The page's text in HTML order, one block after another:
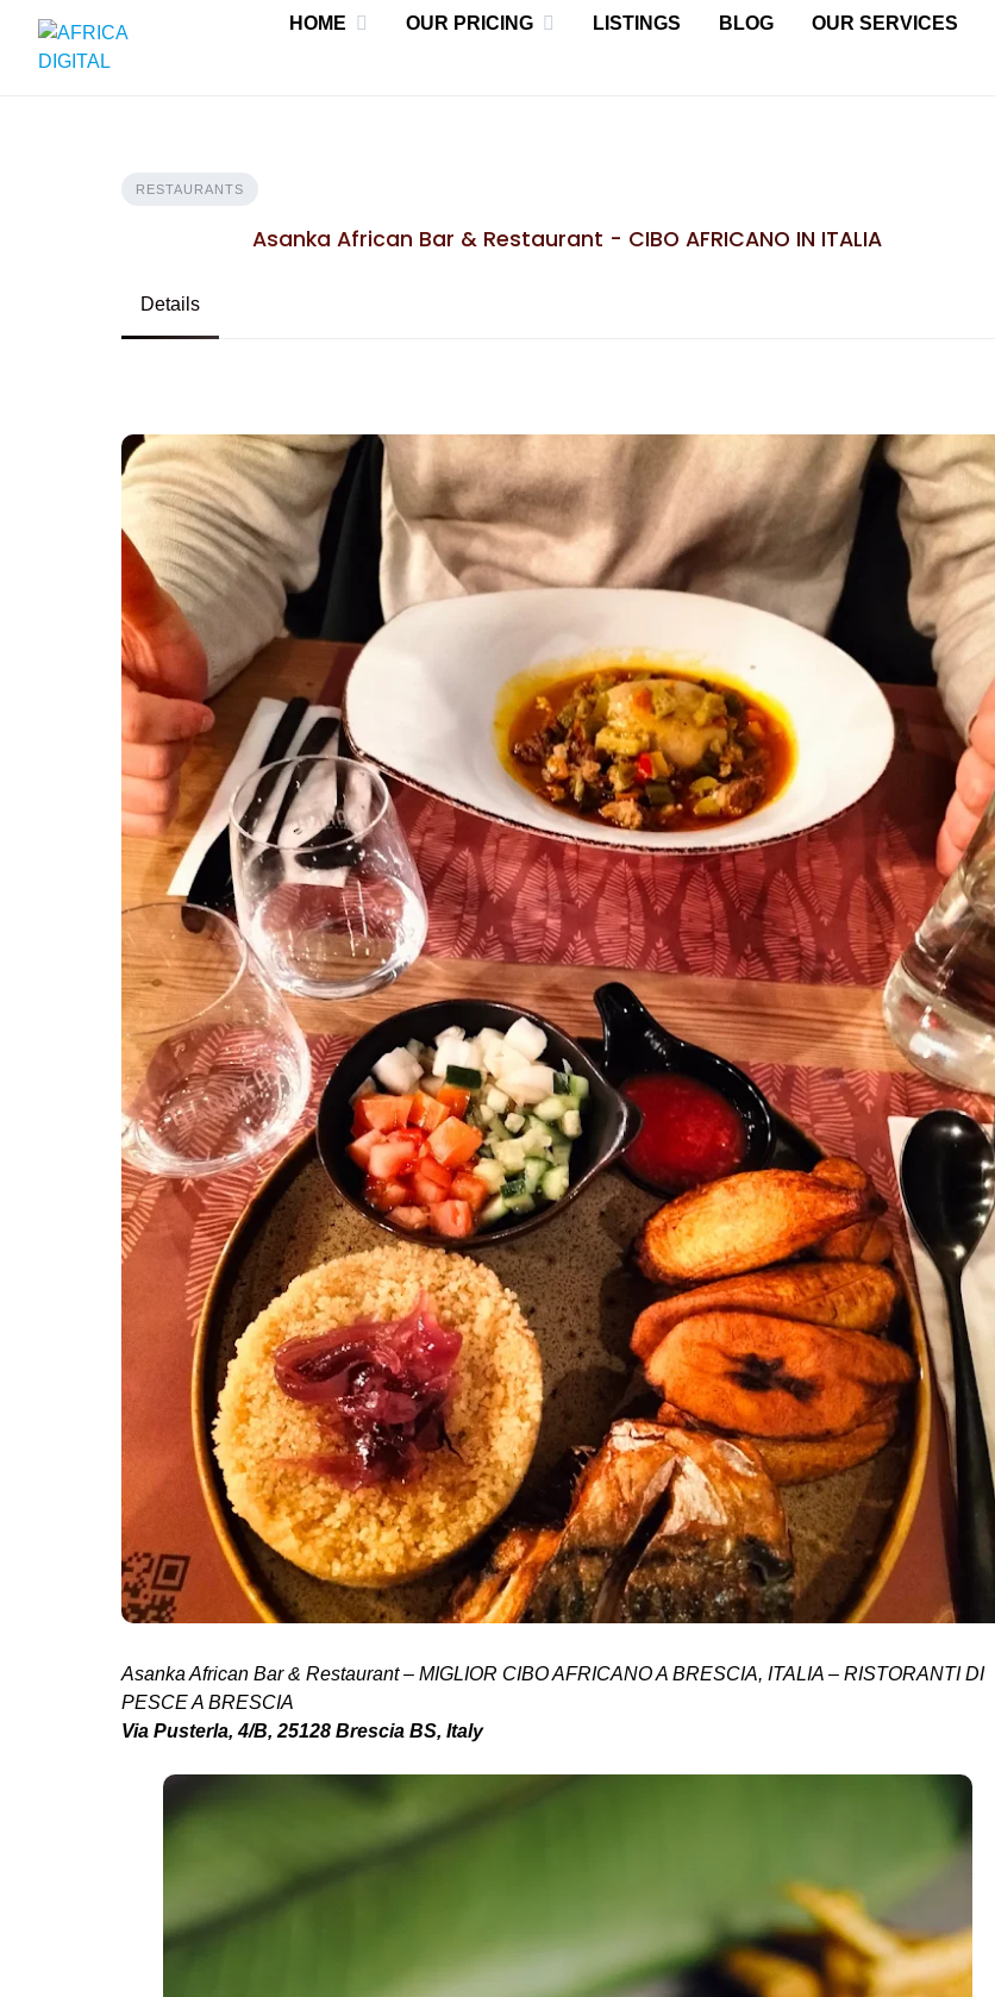
content
HOME OUR PRICING LISTINGS BLOG OUR SERVICES
RESTAURANTS
Asanka African Bar & Restaurant - CIBO AFRICANO IN ITALIA
Details
Asanka African Bar & Restaurant – MIGLIOR CIBO AFRICANO A BRESCIA, ITALIA – RISTORANTI DI
PESCE A BRESCIA
Via Pusterla, 4/B, 25128 Brescia BS, Italy